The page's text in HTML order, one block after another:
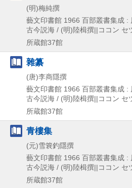
(明)梅純撰
藝文印書館 1966 百部叢書集成 :
古今説海 / (明)陸楫撰||ココン セ
所蔵館37館
雜纂
(唐)李商隱撰
藝文印書館 1966 百部叢書集成 :
古今説海 / (明)陸楫撰||ココン セ
所蔵館37館
青樓集
(元)雪簔釣隱撰
藝文印書館 1966 百部叢書集成 :
古今説海 / (明)陸楫撰||ココン セ
所蔵館37館